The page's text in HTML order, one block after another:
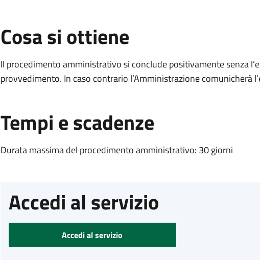
Cosa si ottiene
Il procedimento amministrativo si conclude positivamente senza
provvedimento. In caso contrario l’Amministrazione comunicherà
Tempi e scadenze
Durata massima del procedimento amministrativo: 30 giorni
Accedi al servizio
Accedi al servizio